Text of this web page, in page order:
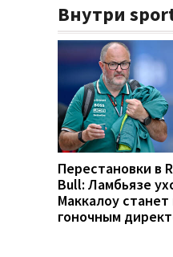
Внутри
Перестановки в
Bull: Ламбьязе
Маккалоу
гоночным